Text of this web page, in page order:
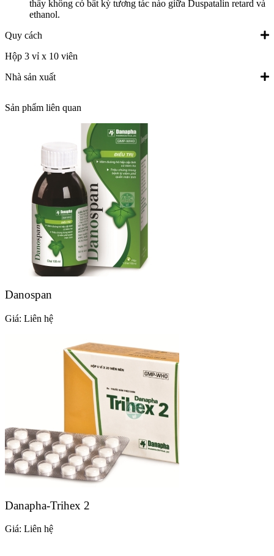
thấy không có bất kỳ tương tác nào giữa Duspatalin retard và
ethanol.
Quy cách
Hộp 3 vỉ x 10 viên
Nhà sản xuất
Sản phẩm liên quan
Danospan
Giá: Liên hệ
Danapha-Trihex 2
Giá: Liên hệ